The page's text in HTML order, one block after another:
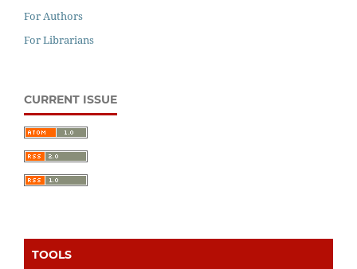
For Authors
For Librarians
CURRENT ISSUE
TOOLS